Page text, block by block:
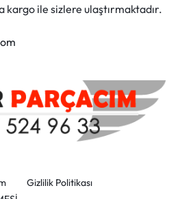
kargo ile sizlere ulaştırmaktadır.
Gizlilik Politikası